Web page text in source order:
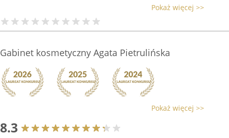
Pokaż więcej >>
Gabinet kosmetyczny Agata Pietrulińska
Pokaż więcej >>
8.3